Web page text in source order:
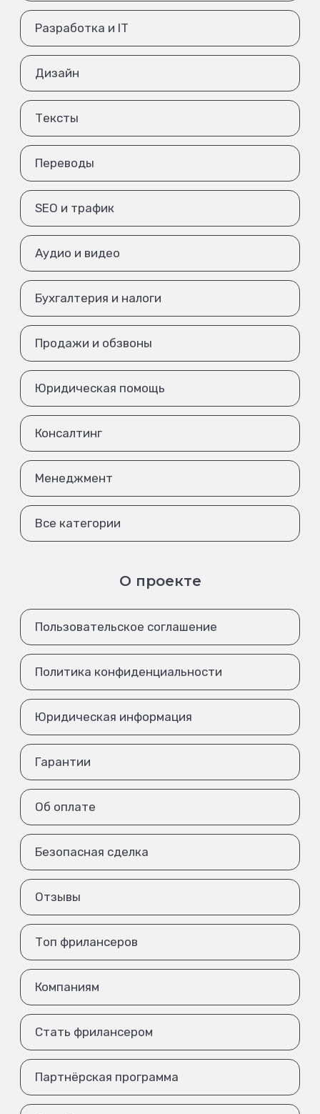
Разработка и IT
Дизайн
Тексты
Переводы
SEO и трафик
Аудио и видео
Бухгалтерия и налоги
Продажи и обзвоны
Юридическая помощь
Консалтинг
Менеджмент
Все категории
О проекте
Пользовательское соглашение
Политика конфиденциальности
Юридическая информация
Гарантии
Об оплате
Безопасная сделка
Отзывы
Топ фрилансеров
Компаниям
Стать фрилансером
Партнёрская программа